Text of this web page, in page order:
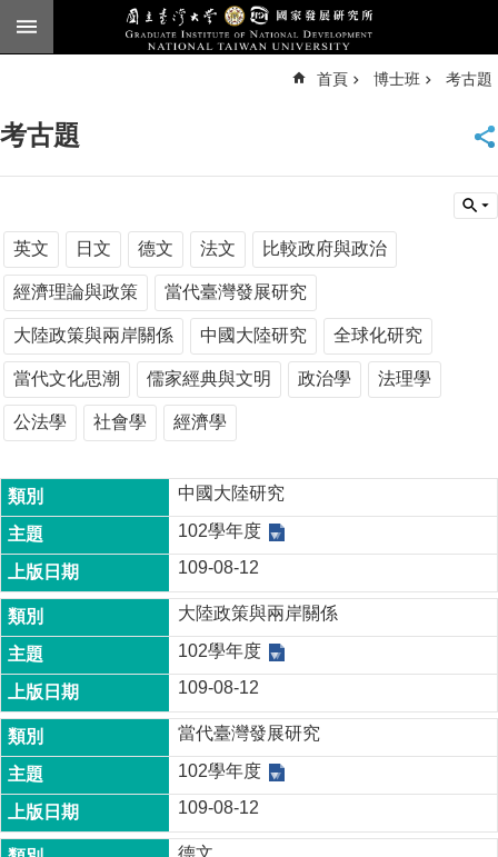
跳到主要內容區塊
臺
English
公
告
本
所
簡
介
所
成
員
博
士
班
碩
士
班
在
職
專
班
首頁 博士班 考古題
考古題
英文 日文 德文 法文 比較政府與政治
經濟理論與政策 當代臺灣發展研究
大陸政策與兩岸關係 中國大陸研究 全球化研究
當代文化思潮 儒家經典與文明 政治學 法理學
公法學 社會學 經濟學
中國大陸研究
102學年度
109-08-12
大陸政策與兩岸關係
102學年度
109-08-12
當代臺灣發展研究
102學年度
109-08-12
德文